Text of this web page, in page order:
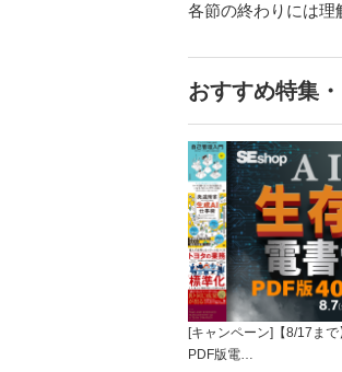
各節の終わりには理
おすすめ特集
[キャンペーン]【8/17まで
PDF版電…